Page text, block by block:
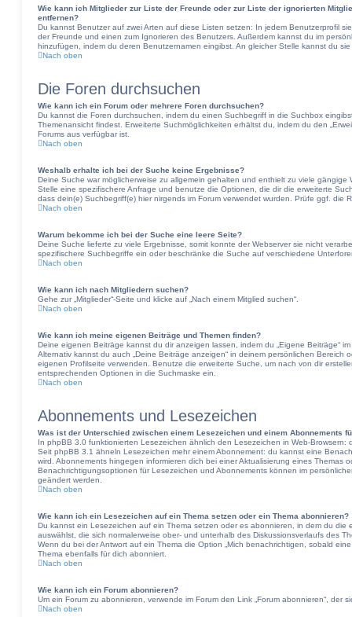
Wie kann ich Mitglieder zur Liste der Freunde oder zur Liste der ignorierten
entfernen?
Du kannst Benutzer auf zwei Arten auf diese Listen setzen: In jedem Benutzerprofil
der Freunde und einen zum Ignorieren des Benutzers. Außerdem kannst du im
hinzufügen, indem du deren Benutzernamen eingibst. An gleicher Stelle kannst du
Nach oben
Die Foren durchsuchen
Wie kann ich ein Forum oder mehrere Foren durchsuchen?
Du kannst die Foren durchsuchen, indem du einen Suchbegriff in die Suchbox
Themenansicht findest. Erweiterte Suchmöglichkeiten erhältst du, indem du den
Forums aus verfügbar ist.
Nach oben
Weshalb erhalte ich bei der Suche keine Ergebnisse?
Deine Suche war möglicherweise zu allgemein gehalten und enthielt zu viele gängige
Stelle eine spezifischere Anfrage und benutze die Optionen, die dir die erweiterte
dass dein(e) Suchbegriff(e) hier nirgends im Forum verwendet wurden. Prüfe ggf. die
Nach oben
Warum bekomme ich bei der Suche eine leere Seite?
Deine Suche lieferte zu viele Ergebnisse, somit konnte der Webserver sie nicht
spezifischere Suchbegriffe ein oder beschränke die Suche auf verschiedene
Nach oben
Wie kann ich nach Mitgliedern suchen?
Gehe zur „Mitglieder“-Seite und klicke auf „Nach einem Mitglied suchen“.
Nach oben
Wie kann ich meine eigenen Beiträge und Themen finden?
Deine eigenen Beiträge kannst du dir anzeigen lassen, indem du „Eigene Beiträge“
Alternativ kannst du auch „Deine Beiträge anzeigen“ in deinem persönlichen Bereich
eigenen Profilseite verwenden. Benutze die erweiterte Suche, um nach von dir
entsprechenden Optionen in die Suchmaske ein.
Nach oben
Abonnements und Lesezeichen
Was ist der Unterschied zwischen einem Lesezeichen und einem Abonnements
In phpBB 3.0 funktionierten Lesezeichen ähnlich den Lesezeichen in Web-
Seit phpBB 3.1 ähneln Lesezeichen mehr einem Abonnement: du kannst eine
wird. Abonnements hingegen informieren dich bei einer Aktualisierung eines Themas
Benachrichtigungsoptionen für Lesezeichen und Abonnements können im
geändert werden.
Nach oben
Wie kann ich ein Lesezeichen auf ein Thema setzen oder ein Thema abonnieren?
Du kannst ein Lesezeichen auf ein Thema setzen oder es abonnieren, in dem du die
auswählst, die sich normalerweise ober- und unterhalb des Diskussionsverlaufs des
Wenn du bei der Antwort auf ein Thema die Option „Mich benachrichtigen, sobald
Thema ebenfalls für dich abonniert.
Nach oben
Wie kann ich ein Forum abonnieren?
Um ein Forum zu abonnieren, verwende im Forum den Link „Forum abonnieren“, der
Nach oben